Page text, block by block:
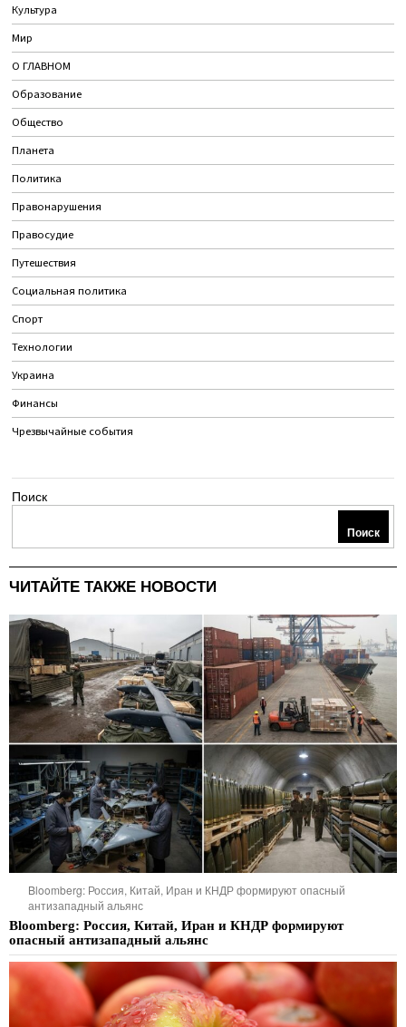
Культура
Мир
О ГЛАВНОМ
Образование
Общество
Планета
Политика
Правонарушения
Правосудие
Путешествия
Социальная политика
Спорт
Технологии
Украина
Финансы
Чрезвычайные события
Поиск
Поиск
ЧИТАЙТЕ ТАКЖЕ НОВОСТИ
Bloomberg: Россия, Китай, Иран и КНДР формируют опасный
антизападный альянс
Bloomberg: Россия, Китай, Иран и КНДР формируют
опасный антизападный альянс